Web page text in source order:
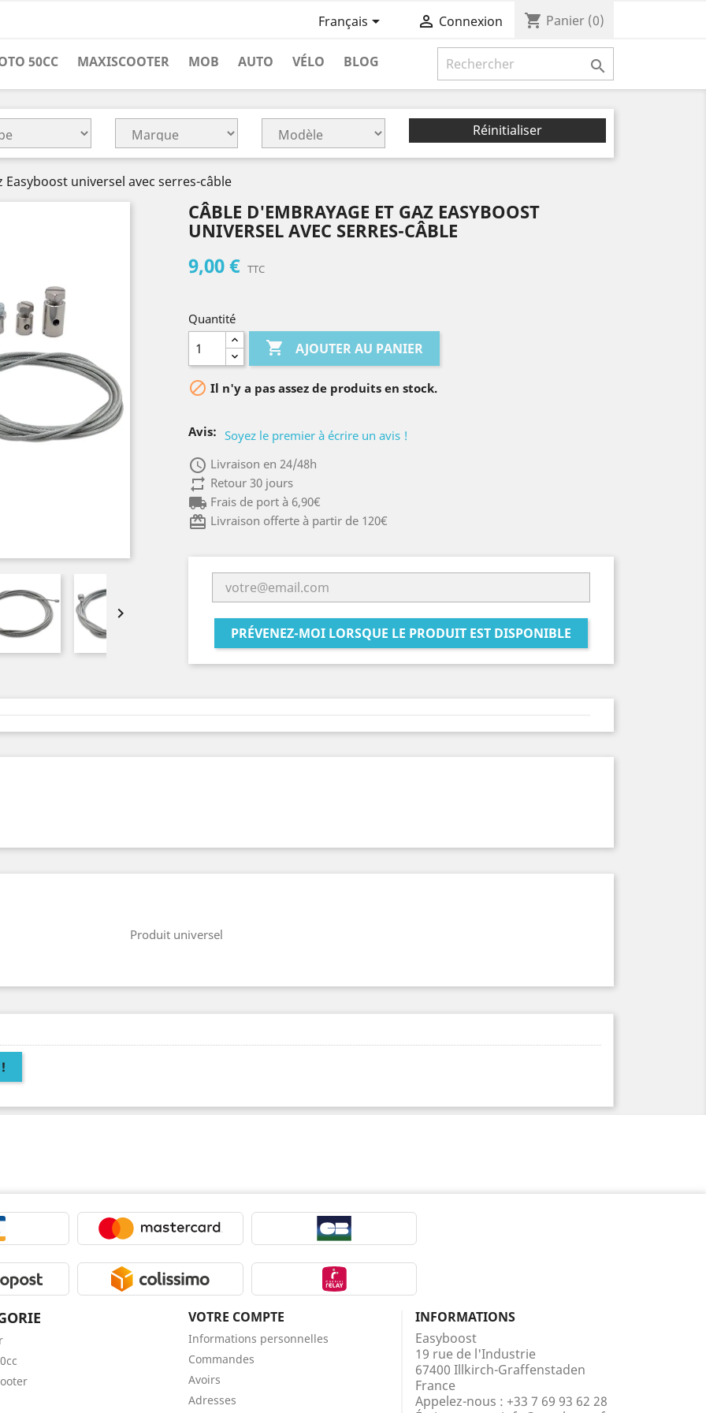
Français  Connexion shopping_cart Panier (0)

50CC MAXISCOOTER MOB AUTO VÉLO BLOG
Réinitialiser
universel avec serres-câble

CÂBLE D'EMBRAYAGE ET GAZ EASYBOOST
UNIVERSEL AVEC SERRES-CÂBLE
9,00 € TTC
Quantité
 AJOUTER AU PANIER
 Il n'y a pas assez de produits en stock.
Avis: Soyez le premier à écrire un avis !
access_time Livraison en 24/48h
repeatRetour 30 jours
local_shippingFrais de port à 6,90€
card_giftcardLivraison offerte à partir de 120€
PRÉVENEZ-MOI LORSQUE LE PRODUIT EST DISPONIBLE
Produit universel
VOTRE COMPTE
Informations personnelles
Commandes
Avoirs
Adresses
INFORMATIONS
Easyboost
19 rue de l'Industrie
67400 Illkirch-Graffenstaden
France
Appelez-nous : +33 7 69 93 62 28